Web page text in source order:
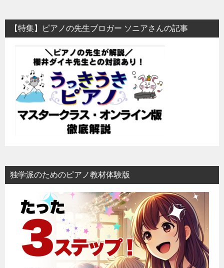
ビ
ゲ
【特集】ピアノの先生ブロガー ソニアさんの記事
独学派のためのピアノ教材体験版